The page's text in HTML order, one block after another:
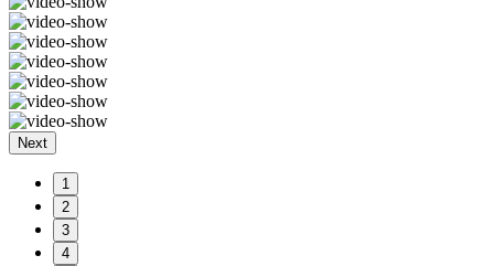
Next
1
2
3
4